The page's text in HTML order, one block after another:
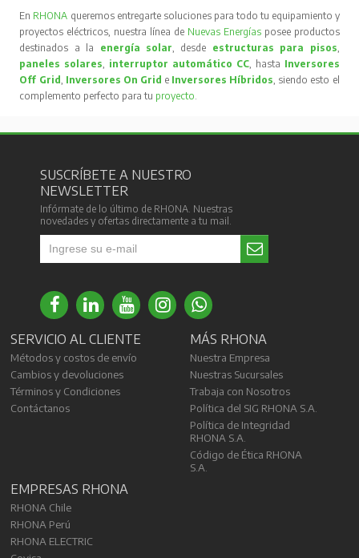
En RHONA queremos entregarte soluciones para todo tu equipamiento y
proyectos eléctricos, nuestra línea de Nuevas Energíasposee productos
destinados a la energía solar, desde estructuras para pisos,
paneles solares, interruptor automático CC, hasta Inversores
Off Grid, Inversores On Grid e Inversores Híbridos, siendo esto el
complemento perfecto para tu proyecto.
SUSCRÍBETE A NUESTRO
NEWSLETTER
Infórmate de lo último de RHONA. Nuestras
novedades y ofertas directamente a tu mail.
SERVICIO AL CLIENTE
Métodos y costos de envío
Cambios y devoluciones
Términos y Condiciones
Contáctanos
MÁS RHONA
Nuestra Empresa
Nuestras Sucursales
Trabaja con Nosotros
Política del SIG RHONA S.A.
Política de Integridad
RHONA S.A.
Código de Ética RHONA
S.A.
EMPRESAS RHONA
RHONA Chile
RHONA Perú
RHONA ELECTRIC